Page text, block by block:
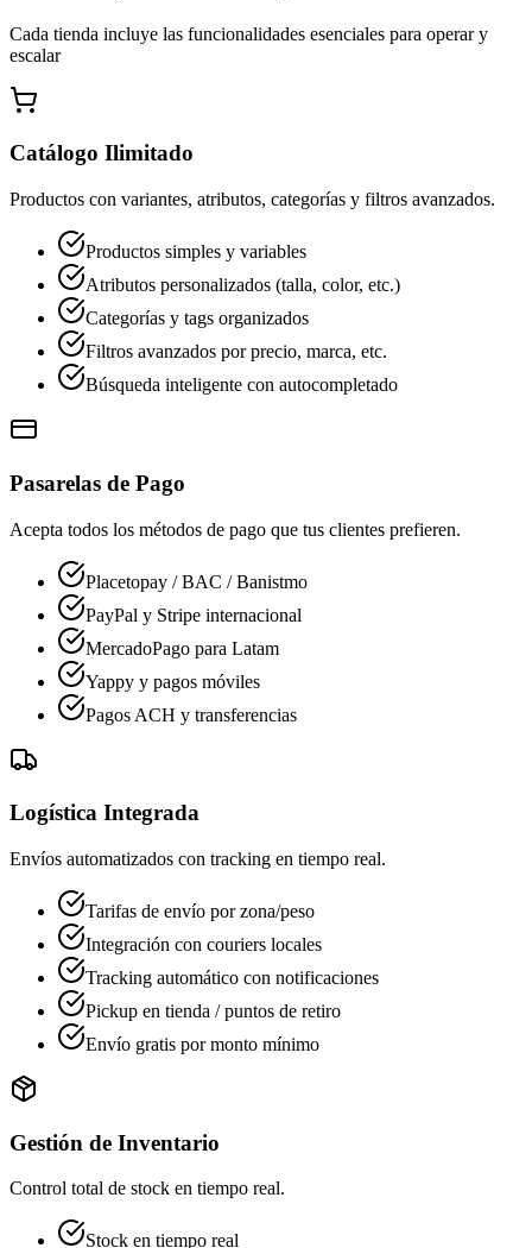
Cada tienda incluye las funcionalidades esenciales para operar y
escalar
Catálogo Ilimitado
Productos con variantes, atributos, categorías y filtros avanzados.
Productos simples y variables
Atributos personalizados (talla, color, etc.)
Categorías y tags organizados
Filtros avanzados por precio, marca, etc.
Búsqueda inteligente con autocompletado
Pasarelas de Pago
Acepta todos los métodos de pago que tus clientes prefieren.
Placetopay / BAC / Banistmo
PayPal y Stripe internacional
MercadoPago para Latam
Yappy y pagos móviles
Pagos ACH y transferencias
Logística Integrada
Envíos automatizados con tracking en tiempo real.
Tarifas de envío por zona/peso
Integración con couriers locales
Tracking automático con notificaciones
Pickup en tienda / puntos de retiro
Envío gratis por monto mínimo
Gestión de Inventario
Control total de stock en tiempo real.
Stock en tiempo real